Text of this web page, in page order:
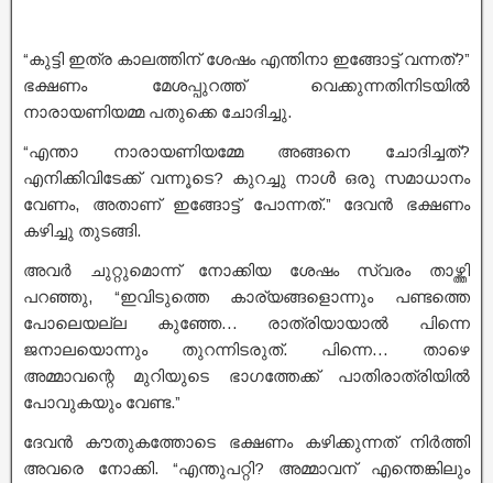
“കുട്ടി ഇത്ര കാലത്തിന് ശേഷം എന്തിനാ ഇങ്ങോട്ട് വന്നത്?”
ഭക്ഷണം മേശപ്പുറത്ത് വെക്കുന്നതിനിടയിൽ
നാരായണിയമ്മ പതുക്കെ ചോദിച്ചു.
“എന്താ നാരായണിയമ്മേ അങ്ങനെ ചോദിച്ചത്?
എനിക്കിവിടേക്ക് വന്നൂടെ? കുറച്ചു നാൾ ഒരു സമാധാനം
വേണം, അതാണ് ഇങ്ങോട്ട് പോന്നത്.” ദേവൻ ഭക്ഷണം
കഴിച്ചു തുടങ്ങി.
അവർ ചുറ്റുമൊന്ന് നോക്കിയ ശേഷം സ്വരം താഴ്ത്തി
പറഞ്ഞു, “ഇവിടുത്തെ കാര്യങ്ങളൊന്നും പണ്ടത്തെ
പോലെയല്ല കുഞ്ഞേ… രാത്രിയായാൽ പിന്നെ
ജനാലയൊന്നും തുറന്നിടരുത്. പിന്നെ… താഴെ
അമ്മാവന്റെ മുറിയുടെ ഭാഗത്തേക്ക് പാതിരാത്രിയിൽ
പോവുകയും വേണ്ട.”
ദേവൻ കൗതുകത്തോടെ ഭക്ഷണം കഴിക്കുന്നത് നിർത്തി
അവരെ നോക്കി. “എന്തുപറ്റി? അമ്മാവന് എന്തെങ്കിലും